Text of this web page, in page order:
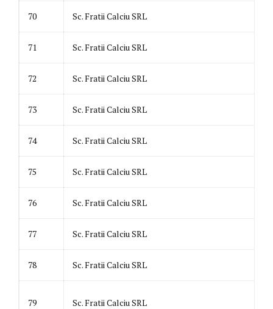
70 Sc. Fratii Calciu SRL
71 Sc. Fratii Calciu SRL
72 Sc. Fratii Calciu SRL
73 Sc. Fratii Calciu SRL
74 Sc. Fratii Calciu SRL
75 Sc. Fratii Calciu SRL
76 Sc. Fratii Calciu SRL
77 Sc. Fratii Calciu SRL
78 Sc. Fratii Calciu SRL
79 Sc. Fratii Calciu SRL